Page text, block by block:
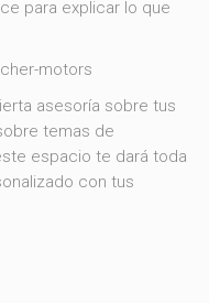
para explicar lo que
asesoría sobre tus
temas de
espacio te dará toda
con tus